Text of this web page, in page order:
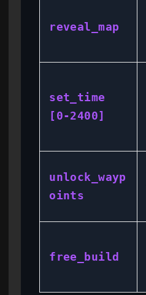
reveal_map
set_time
[0-2400]
unlock_wayp
oints
free_build